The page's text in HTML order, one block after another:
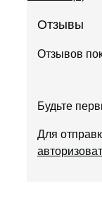
Отзывы
Отзывов
Будьте
Для